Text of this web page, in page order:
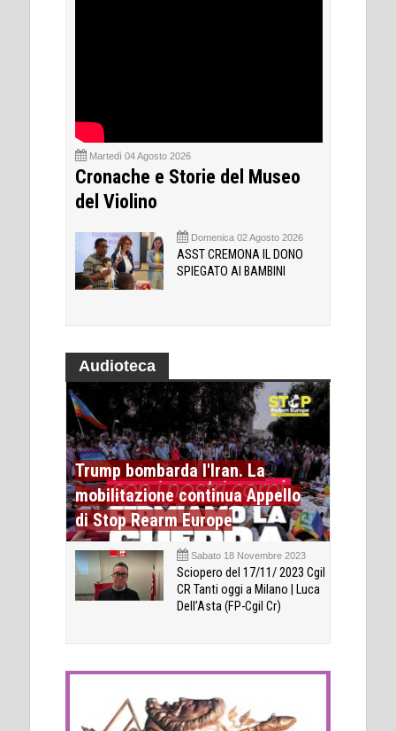
Martedì 04 Agosto 2026
Cronache e Storie del Museo
del Violino
Domenica 02 Agosto 2026
ASST CREMONA IL DONO
SPIEGATO AI BAMBINI
Audioteca
Trump bombarda l'Iran. La
mobilitazione continua Appello
di Stop Rearm Europe
Sabato 18 Novembre 2023
Sciopero del 17/11/ 2023 Cgil
CR Tanti oggi a Milano | Luca
Dell’Asta (FP-Cgil Cr)